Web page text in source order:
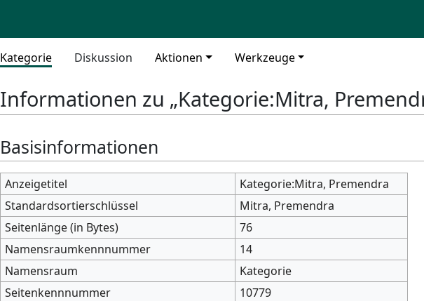
Kategorie Diskussion Aktionen Werkzeuge
Informationen zu „Kategorie:Mitra,
Basisinformationen
Anzeigetitel
Kategorie:Mitra, Premendra
Standardsortierschlüssel
Mitra, Premendra
Seitenlänge (in Bytes)
76
Namensraumkennnummer
14
Namensraum
Kategorie
Seitenkennnummer
10779